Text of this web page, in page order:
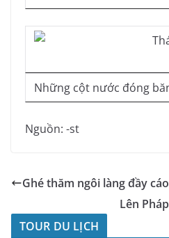
Những cột nước đóng
Nguồn: -st
Ghé thăm ngôi làng đầy
Lên
TOUR DU LỊCH